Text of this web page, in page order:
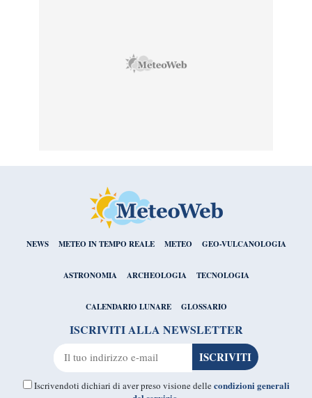
NEWS METEO IN TEMPO REALE METEO GEO-VULCANOLOGIA
ASTRONOMIA ARCHEOLOGIA TECNOLOGIA
CALENDARIO LUNARE GLOSSARIO
ISCRIVITI ALLA NEWSLETTER
Iscrivendoti dichiari di aver preso visione dellecondizioni generali